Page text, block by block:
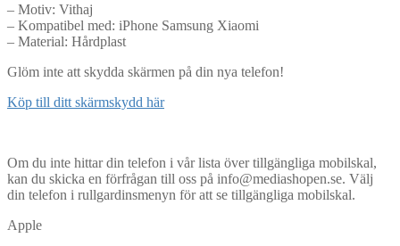
– Motiv: Vithaj
– Kompatibel med: iPhone Samsung Xiaomi
– Material: Hårdplast
Glöm inte att skydda skärmen på din nya telefon!
Köp till ditt skärmskydd här
Om du inte hittar din telefon i vår lista över tillgängliga mobilskal,
kan du skicka en förfrågan till oss på info@mediashopen.se. Välj
din telefon i rullgardinsmenyn för att se tillgängliga mobilskal.
Apple